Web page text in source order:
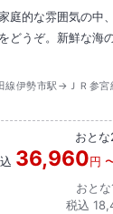
庭的な雰囲気の中
どうぞ。新鮮な海
線伊勢市駅→ＪＲ参宮
おとな
36,960円
おと
税込